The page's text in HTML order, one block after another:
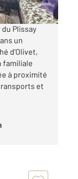
du Plissay
un
d'Olivet,
familiale
à proximité
et